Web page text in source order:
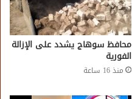
محافظ سوهاج يشدد على الإزالة
الفورية
منذ 16 ساعة